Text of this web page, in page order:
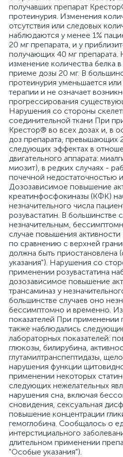
получавших препарат
протеинурия. Изменения
отсутствия или следовых
наблюдаются у менее 1%
20 мг препарата, и у
получающих 40 мг препарата.
изменение количества белка
приеме дозы 20 мг. В
протеинурия уменьшается
терапии и не означает
прогрессирования
Нарушения со стороны
соединительной ткани При
Крестор® во всех дозах и, в
доз препарата, превышающих
следующих эффектах в
двигательного аппарата:
миозит), в редких случаях -
почечной недостаточностью
Дозозависимое повышение
креатинфосфокиназы (КФК)
незначительного числа
розувастатин. В большинстве
незначительным,
случае повышения
по сравнению с верхней
должна быть приостановлена
указания"). Нарушения со
применении розувастатина
дозозависимое повышение
трансаминаз у
большинстве случаев оно
бессимптомно и временно.
показателей При применении
также наблюдались
лабораторных показателей:
глюкозы, билирубина,
глутамилтранспептидазы,
нарушения функции
применении некоторых
следующих нежелательных
нарушения сна, включая
сновидения, сексуальная
повышение концентрации
гемоглобина. Сообщалось о
интерстициального
длительном применении
"Особые указания").